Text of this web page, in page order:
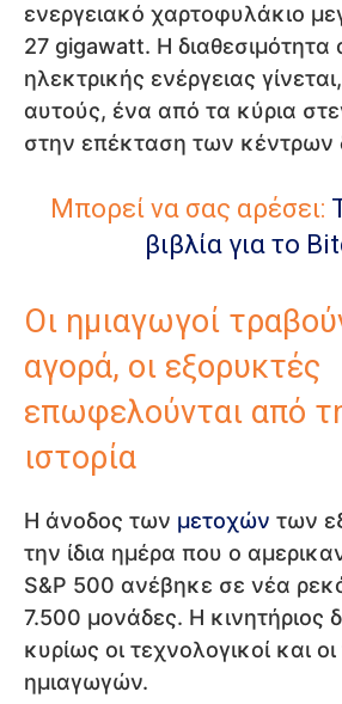
ενεργειακό χαρτοφυλάκιο
27 gigawatt. Η διαθεσιμότητα
ηλεκτρικής ενέργειας
αυτούς, ένα από τα κύρια
στην επέκταση των κέντρων
Μπορεί να σας αρέσει:
βιβλία για το
Οι ημιαγωγοί
αγορά, οι εξορυκτές
επωφελούνται από
ιστορία
Η άνοδος των μετοχών των
την ίδια ημέρα που ο
S&P 500 ανέβηκε σε νέα
7.500 μονάδες. Η κινητήριος
κυρίως οι τεχνολογικοί και οι
ημιαγωγών.